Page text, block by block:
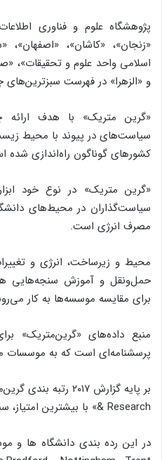
پژوهشگاه علوم و فناوری
«زنجان»، «کاشان»، «اصفهان»،
اسلامی واحد علوم و تحقیقات»،
و «الزهرا» در فهرست سبزترین‌های
«گرین‌ متریک» با هدف ارائه
سیاست‌های در پیوند با محیط‌
کشورهای گوناگون راه‌اندازی شده
«گرین‌ متریک» در نوع خود
سیاست‌گذاران در محیط‌های
مصرف انرژی است.
محیط و زیرساخت، انرژی و
حمل‌ونقل و آموزش سنجه‌هایی
برای مقایسه موسسه‌ها به‌ کار
منبع داده‌های «گرین‌متریک»
پرسشنامه‌ای است که به موسسات
& Research» با بیشترین امتیاز، سبزترین موسسه جهان است.